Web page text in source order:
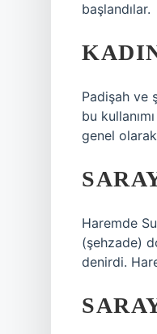
başlandılar.
Padişah ve
bu
genel
Haremde
(şehzade)
denirdi.